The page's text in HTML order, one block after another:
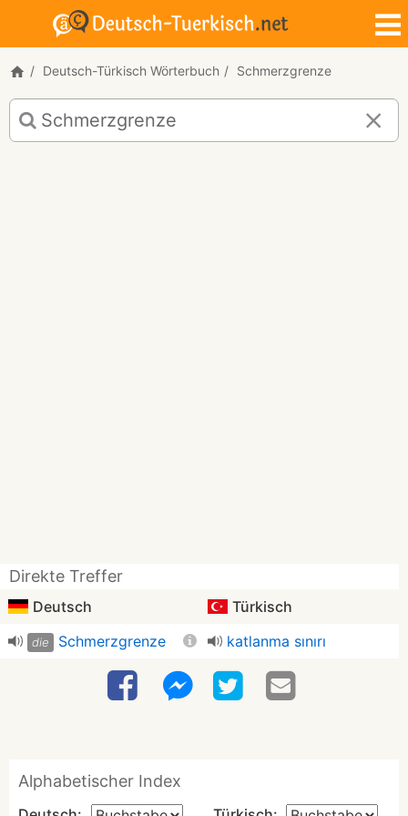
Deutsch-Türkisch Wörterbuch Schmerzgrenze
Deutsch-
Türkisch
Übersetzung
Direkte Treffer
Deutsch Türkisch
die Schmerzgrenze katlanma sınırı
Alphabetischer Index